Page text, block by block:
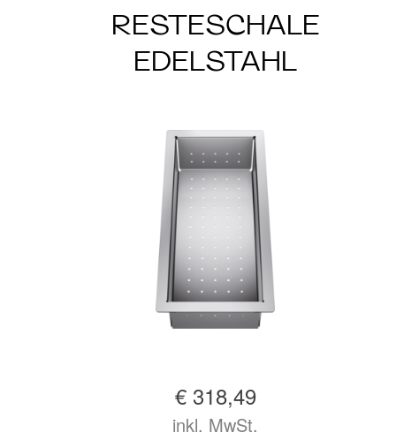
RESTESCHALE
EDELSTAHL
€ 318,49
inkl. MwSt.